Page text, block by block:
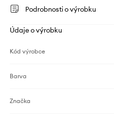
Podrobnosti o výrobku
Údaje o výrobku
Kód výrobce
Barva
Značka